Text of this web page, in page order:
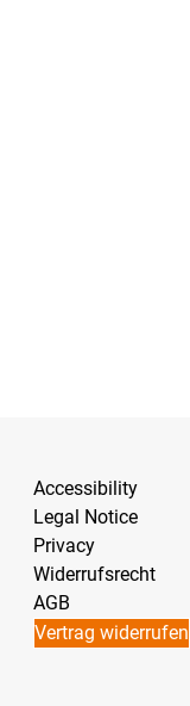
Accessibility
Legal Notice
Privacy
Widerrufsrecht
AGB
Vertrag widerrufen